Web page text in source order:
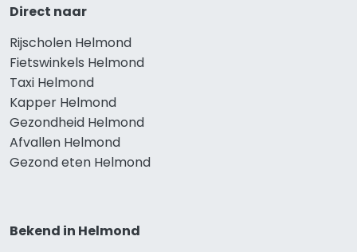
Direct naar
Rijscholen Helmond
Fietswinkels Helmond
Taxi Helmond
Kapper Helmond
Gezondheid Helmond
Afvallen Helmond
Gezond eten Helmond
Bekend in Helmond